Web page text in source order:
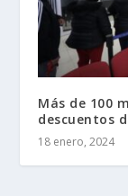
Más de 100
descuentos
18 enero, 2024